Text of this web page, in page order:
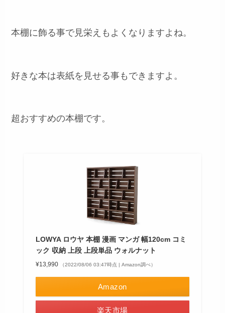
本棚に飾る事で見栄えもよくなりますよね。
好きな本は表紙を見せる事もできますよ。
超おすすめの本棚です。
LOWYA ロウヤ 本棚 漫画 マンガ 幅120cm コミ
ック 収納 上段 上段単品 ウォルナット
¥13,990 （2022/08/06 03:47時点 | Amazon調べ）
Amazon
楽天市場